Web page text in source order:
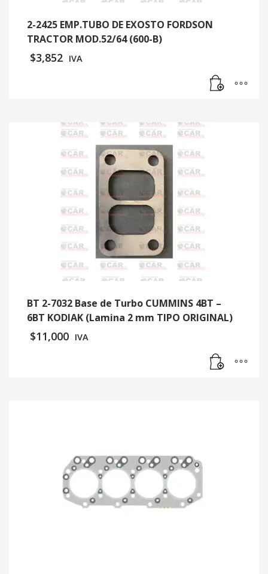
2-2425 EMP.TUBO DE EXOSTO FORDSON
TRACTOR MOD.52/64 (600-B)
$3,852 IVA
BT 2-7032 Base de Turbo CUMMINS 4BT –
6BT KODIAK (Lamina 2 mm TIPO ORIGINAL)
$11,000 IVA